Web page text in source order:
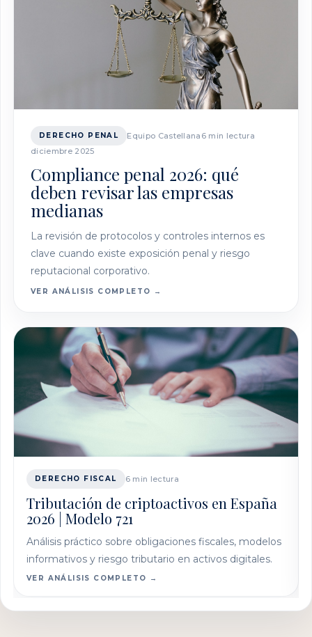
DERECHO PENAL Equipo Castellana 6 min lectura
diciembre 2025
Compliance penal 2026: qué
deben revisar las empresas
medianas
La revisión de protocolos y controles internos es
clave cuando existe exposición penal y riesgo
reputacional corporativo.
VER ANÁLISIS COMPLETO →
DERECHO FISCAL 6 min lectura
Tributación de criptoactivos en España
2026 | Modelo 721
Análisis práctico sobre obligaciones fiscales, modelos
informativos y riesgo tributario en activos digitales.
VER ANÁLISIS COMPLETO →